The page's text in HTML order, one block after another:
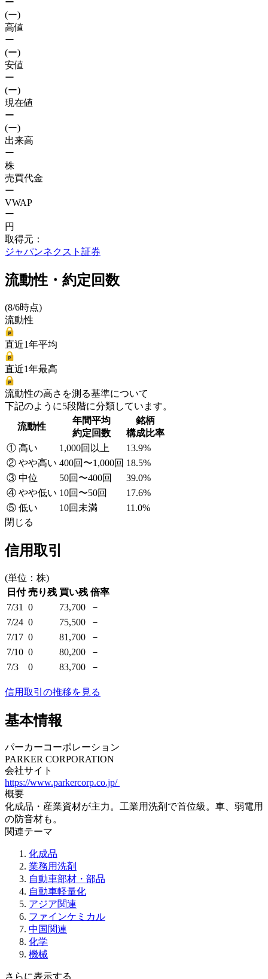
ー
(ー)
高値
ー
(ー)
安値
ー
(ー)
現在値
ー
(ー)
出来高
ー
株
売買代金
ー
VWAP
ー
円
取得元：
ジャパンネクスト証券
流動性・約定回数
(8/6時点)
流動性
直近1年平均
直近1年最高
流動性の高さを測る基準について
下記のように5段階に分類しています。
流動性
年間平均
約定回数
銘柄
構成比率
① 高い
1,000回以上
13.9%
② やや高い 400回〜1,000回 18.5%
③ 中位
50回〜400回
39.0%
④ やや低い 10回〜50回
17.6%
⑤ 低い
10回未満
11.0%
閉じる
信用取引
(単位：株)
日付 売り残 買い残 倍率
7/31
0 73,700
－
7/24 0 75,500
－
7/17 0 81,700
－
7/10 0 80,200
－
7/3
0 83,700 －
信用取引の推移を見る
基本情報
パーカーコーポレーション
PARKER CORPORATION
会社サイト
https://www.parkercorp.co.jp/
概要
化成品・産業資材が主力。工業用洗剤で首位級。車、弱電用
の防音材も。
関連テーマ
化成品
業務用洗剤
自動車部材・部品
自動車軽量化
アジア関連
ファインケミカル
中国関連
化学
機械
さらに表示する